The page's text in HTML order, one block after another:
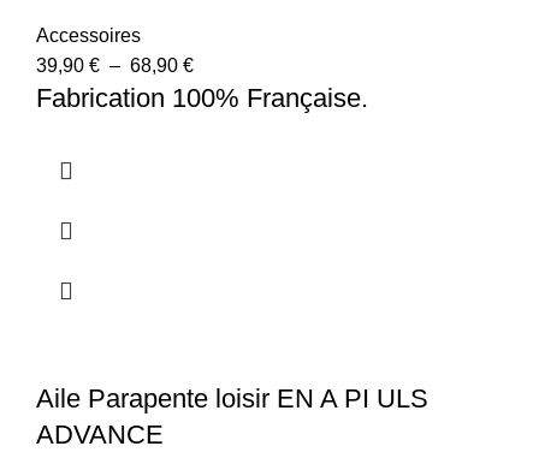
Accessoires
39,90 € – 68,90 €
Fabrication 100% Française.
Aile Parapente loisir EN A PI ULS
ADVANCE